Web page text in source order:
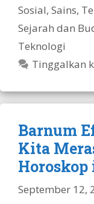
Sosial, Sains,
Sejarah dan
Teknologi
Tinggalkan
Barnum
Kita
September 12,